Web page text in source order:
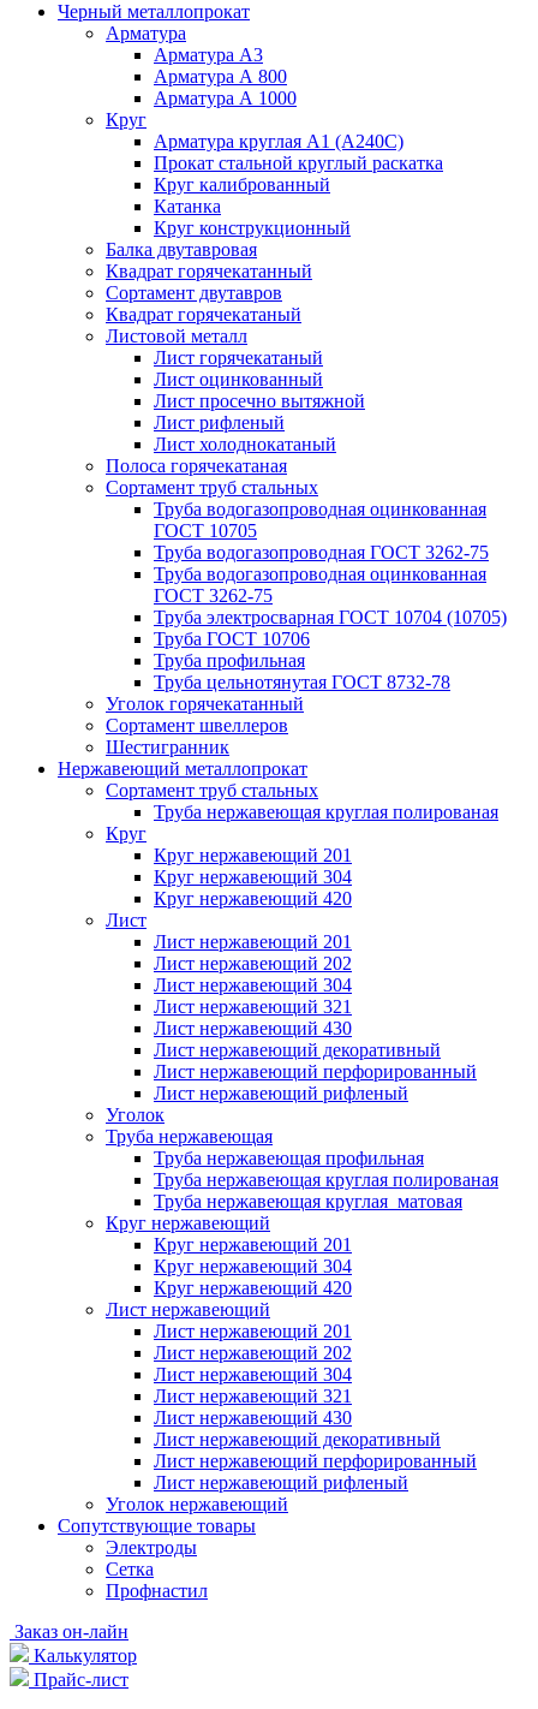
Черный металлопрокат
Арматура
Арматура А3
Арматура А 800
Арматура А 1000
Круг
Арматура круглая А1 (А240C)
Прокат стальной круглый раскатка
Круг калиброванный
Катанка
Круг конструкционный
Балка двутавровая
Квадрат горячекатанный
Сортамент двутавров
Квадрат горячекатаный
Листовой металл
Лист горячекатаный
Лист оцинкованный
Лист просечно вытяжной
Лист рифленый
Лист холоднокатаный
Полоса горячекатаная
Сортамент труб стальных
Труба водогазопроводная оцинкованная
ГОСТ 10705
Труба водогазопроводная ГОСТ 3262-75
Труба водогазопроводная оцинкованная
ГОСТ 3262-75
Труба электросварная ГОСТ 10704 (10705)
Труба ГОСТ 10706
Труба профильная
Труба цельнотянутая ГОСТ 8732-78
Уголок горячекатанный
Сортамент швеллеров
Шестигранник
Нержавеющий металлопрокат
Сортамент труб стальных
Труба нержавеющая круглая полированая
Круг
Круг нержавеющий 201
Круг нержавеющий 304
Круг нержавеющий 420
Лист
Лист нержавеющий 201
Лист нержавеющий 202
Лист нержавеющий 304
Лист нержавеющий 321
Лист нержавеющий 430
Лист нержавеющий декоративный
Лист нержавеющий перфорированный
Лист нержавеющий рифленый
Уголок
Труба нержавеющая
Труба нержавеющая профильная
Труба нержавеющая круглая полированая
Труба нержавеющая круглая матовая
Круг нержавеющий
Круг нержавеющий 201
Круг нержавеющий 304
Круг нержавеющий 420
Лист нержавеющий
Лист нержавеющий 201
Лист нержавеющий 202
Лист нержавеющий 304
Лист нержавеющий 321
Лист нержавеющий 430
Лист нержавеющий декоративный
Лист нержавеющий перфорированный
Лист нержавеющий рифленый
Уголок нержавеющий
Cопутствующие товары
Электроды
Сетка
Профнастил
Заказ он-лайн
Калькулятор
Прайс-лист